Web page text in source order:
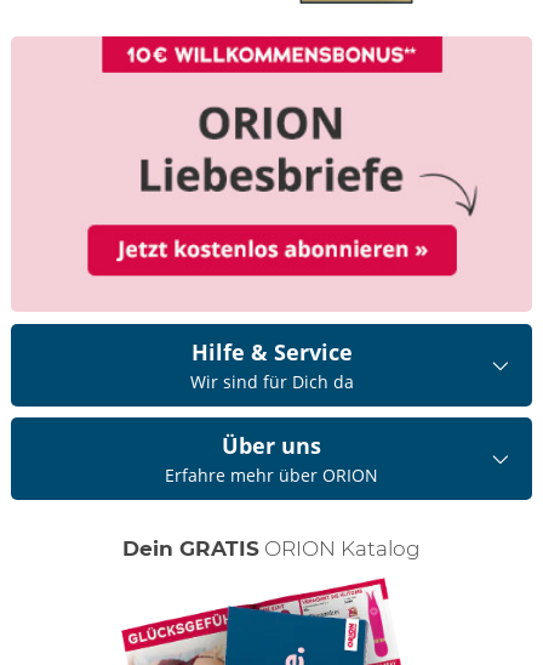
Hilfe & Service
Wir sind für Dich da
Über uns
Erfahre mehr über ORION
Dein GRATIS ORION Katalog